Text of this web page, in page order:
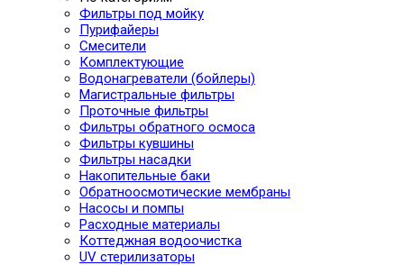
Фильтры под мойку
Пурифайеры
Смесители
Комплектующие
Водонагреватели (бойлеры)
Магистральные фильтры
Проточные фильтры
Фильтры обратного осмоса
Фильтры кувшины
Фильтры насадки
Накопительные баки
Обратноосмотические мембраны
Насосы и помпы
Расходные материалы
Коттеджная водоочистка
UV стерилизаторы